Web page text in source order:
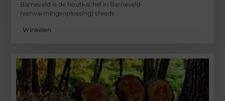
Barneveld is de houtkachel in Barneveld
(verwarmingsoplossing) steeds
Winkelen